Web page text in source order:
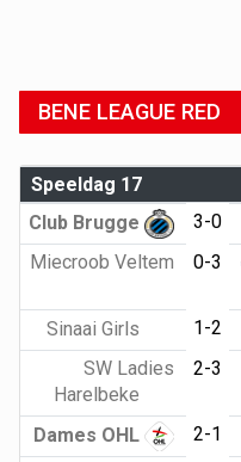
BENE LEAGUE RED
Speeldag 17
Club Brugge
3-0
Miecroob Veltem
0-3
Sinaai Girls 1-2
SW Ladies
Harelbeke
2-3
Dames OHL
2-1